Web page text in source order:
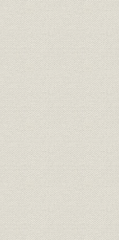
東京特別復興工事工程概要(局
外)
特別復興工事(局外)使用主材料